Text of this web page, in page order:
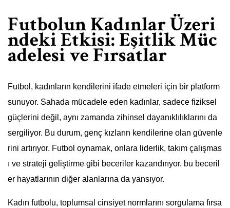
Futbolun Kadınlar Üzeri
ndeki Etkisi: Eşitlik Müc
adelesi ve Fırsatlar
Futbol, kadınların kendilerini ifade etmeleri için bir platform
sunuyor. Sahada mücadele eden kadınlar, sadece fiziksel
güçlerini değil, aynı zamanda zihinsel dayanıklılıklarını da
sergiliyor. Bu durum, genç kızların kendilerine olan güvenle
rini artırıyor. Futbol oynamak, onlara liderlik, takım çalışmas
ı ve strateji geliştirme gibi beceriler kazandırıyor. bu beceril
er hayatlarının diğer alanlarına da yansıyor.
Kadın futbolu, toplumsal cinsiyet normlarını sorgulama fırsa